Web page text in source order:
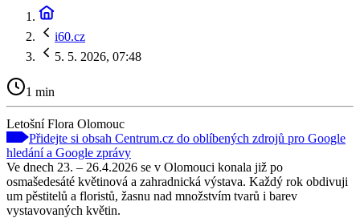
i60.cz
5. 5. 2026, 07:48
1 min
Letošní Flora Olomouc
Přidejte si obsah Centrum.cz do oblíbených zdrojů pro Google
hledání a Google zprávy
Ve dnech 23. – 26.4.2026 se v Olomouci konala již po
osmašedesáté květinová a zahradnická výstava. Každý rok obdivuji
um pěstitelů a floristů, žasnu nad množstvím tvarů i barev
vystavovaných květin.